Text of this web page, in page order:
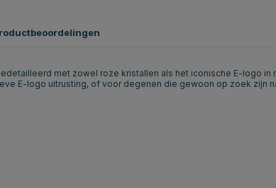
met zowel roze kristallen als het iconische E-logo in
E-logo uitrusting, of voor degenen die gewoon op zoek zijn